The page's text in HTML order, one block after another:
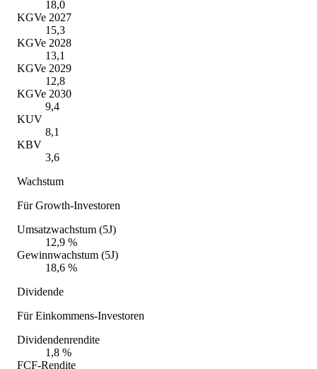
18,0
KGVe 2027
15,3
KGVe 2028
13,1
KGVe 2029
12,8
KGVe 2030
9,4
KUV
8,1
KBV
3,6
Wachstum
Für Growth-Investoren
Umsatzwachstum (5J)
12,9 %
Gewinnwachstum (5J)
18,6 %
Dividende
Für Einkommens-Investoren
Dividendenrendite
1,8 %
FCF-Rendite